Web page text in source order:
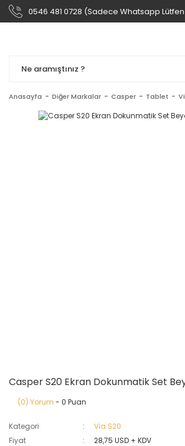
0546 481 0728 (Sadece Whatsapp
Anasayfa Diğer Markalar Casper Tablet
Casper S20 Ekran Dokunmatik Set
(0) Yorum - 0 Puan
Kategori
Via S20
Fiyat
28,75 USD + KDV